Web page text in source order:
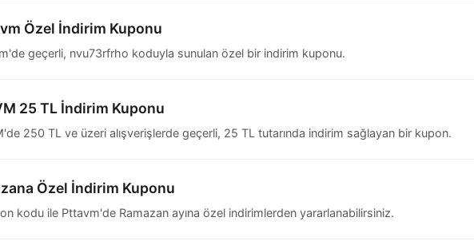
Özel İndirim Kuponu
geçerli, nvu73rfrho koduyla sunulan özel bir indirim kuponu.
25 TL İndirim Kuponu
250 TL ve üzeri alışverişlerde geçerli, 25 TL tutarında indirim sağlayan bir kupon.
Özel İndirim Kuponu
kodu ile Pttavm'de Ramazan ayına özel indirimlerden yararlanabilirsiniz.